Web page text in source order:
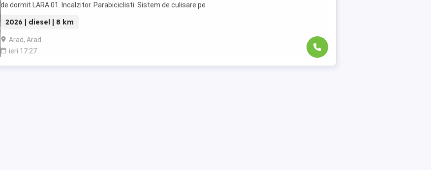
de dormit LARA 01. Incalzitor. Parabiciclisti. Sistem de culisare pe
2026 | diesel | 8 km
Arad, Arad
ieri 17:27